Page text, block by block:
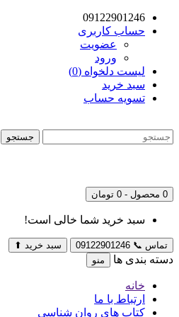
09122901246
حساب کاربری
عضویت
ورود
لیست دلخواه (0)
سبد خرید
تسویه حساب
جستجو
0 محصول - 0 تومان
سبد خرید شما خالی است!
تماس 📞
09122901246 سبد خرید ⬆
دسته بندی ها منو
خانه
ارتباط با ما
کتاب های روان شناسی